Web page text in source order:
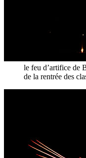
le feu d’artifice de
de la rentrée des